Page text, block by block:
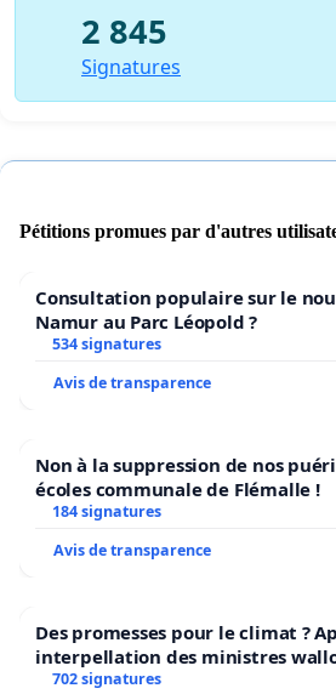
2 845
Signatures
Pétitions promues par d'autres
Consultation populaire sur le
Namur au Parc Léopold ?
534 signatures
Avis de transparence
Non à la suppression de nos
écoles communale de Flémalle !
184 signatures
Avis de transparence
Des promesses pour le climat ?
interpellation des ministres
l’environnement.
702 signatures